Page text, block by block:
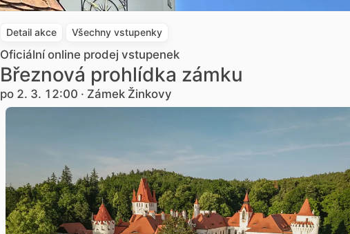
Detail akce Všechny vstupenky
Oficiální online prodej vstupenek
Březnová prohlídka zámku
po 2. 3. 12:00 · Zámek Žinkovy